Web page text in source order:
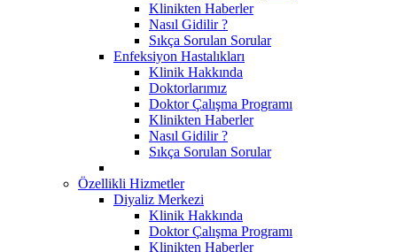
Klinikten Haberler
Nasıl Gidilir ?
Sıkça Sorulan Sorular
Enfeksiyon Hastalıkları
Klinik Hakkında
Doktorlarımız
Doktor Çalışma Programı
Klinikten Haberler
Nasıl Gidilir ?
Sıkça Sorulan Sorular
Özellikli Hizmetler
Diyaliz Merkezi
Klinik Hakkında
Doktor Çalışma Programı
Klinikten Haberler